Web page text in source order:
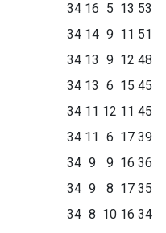
34 16 5 13 53
34 14 9 11 51
34 13 9 12 48
34 13 6 15 45
34 11 12 11 45
34 11 6 17 39
34 9 9 16 36
34 9 8 17 35
34 8 10 16 34